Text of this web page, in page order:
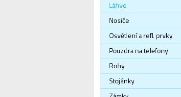
Láhve
Nosiče
Osvětlení a refl. prvky
Pouzdra na telefony
Rohy
Stojánky